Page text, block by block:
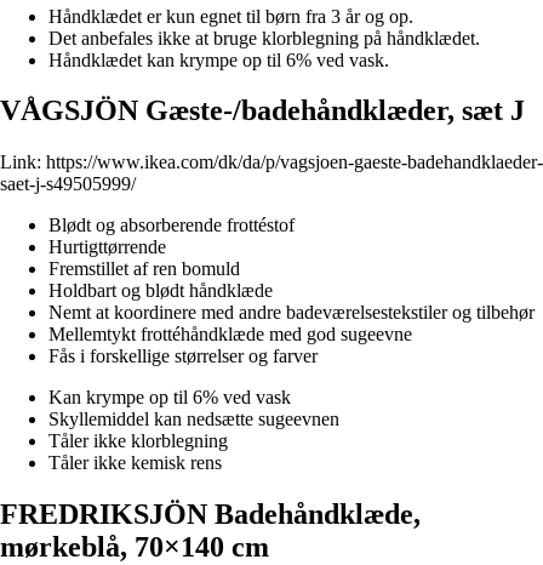
Håndklædet er kun egnet til børn fra 3 år og op.
Det anbefales ikke at bruge klorblegning på håndklædet.
Håndklædet kan krympe op til 6% ved vask.
VÅGSJÖN Gæste-/badehåndklæder, sæt J
Link: https://www.ikea.com/dk/da/p/vagsjoen-gaeste-badehandklaeder-
saet-j-s49505999/
Blødt og absorberende frottéstof
Hurtigttørrende
Fremstillet af ren bomuld
Holdbart og blødt håndklæde
Nemt at koordinere med andre badeværelsestekstiler og tilbehør
Mellemtykt frottéhåndklæde med god sugeevne
Fås i forskellige størrelser og farver
Kan krympe op til 6% ved vask
Skyllemiddel kan nedsætte sugeevnen
Tåler ikke klorblegning
Tåler ikke kemisk rens
FREDRIKSJÖN Badehåndklæde,
mørkeblå, 70×140 cm